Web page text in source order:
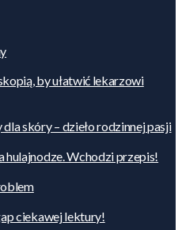
by ułatwić lekarzowi
skóry – dzieło rodzinnej pasji
Wchodzi przepis!
ciekawej lektury!